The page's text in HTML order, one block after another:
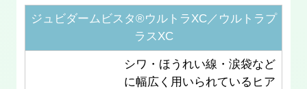
ジュビダームビスタ®ウルトラXC／ウルトラプ
ラスXC
シワ・ほうれい線・涙袋など
に幅広く用いられているヒア